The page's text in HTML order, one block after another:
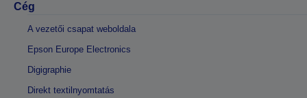
Cég
A vezetői csapat weboldala
Epson Europe Electronics
Digigraphie
Direkt textilnyomtatás